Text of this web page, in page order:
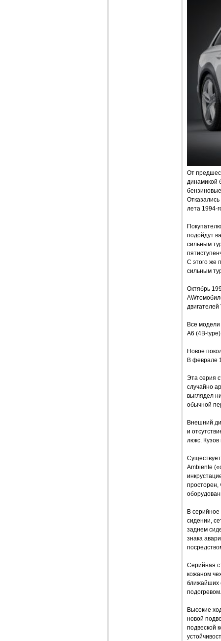
От
динамикой
лета 1994-
подойдут
сильным
С этого же
сильным
Октябрь
Все
A6 (4B-
Новое
В феврале
Эта серия
случайно
выглядел
обычной
Внешний
и
люкс.
Ambiente
просторен,
В
сидении,
заднем
знака
Серийная
кожаном
ближайших
подогревом.
Высокие
новой
подвеской